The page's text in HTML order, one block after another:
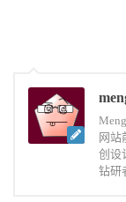
网站
创设
钻研